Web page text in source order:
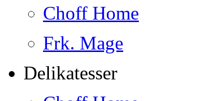
Choff Home
Frk. Mage
Delikatesser